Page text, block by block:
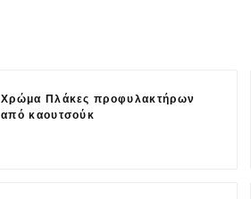
Χρώμα Πλάκες προφυλακτήρων
από καουτσούκ